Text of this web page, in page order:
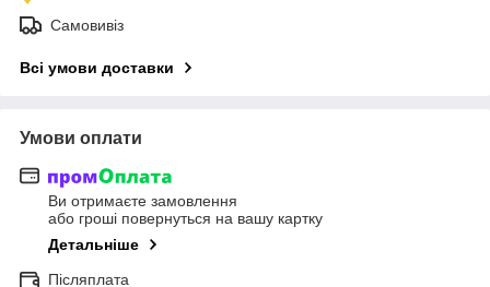
Самовивіз
Всі умови доставки
Умови оплати
Ви отримаєте замовлення
або гроші повернуться на вашу картку
Детальніше
Післяплата